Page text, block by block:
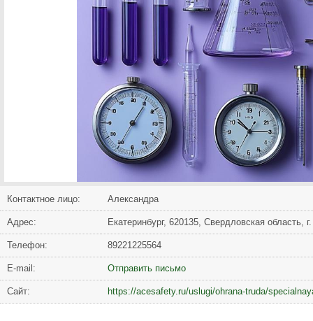
Контактное лицо: Александра
Адрес: Екатеринбург, 620135, Свердловская область,
Телефон: 89221225564
Е-mail: Отправить письмо
Сайт: https://acesafety.ru/uslugi/ohrana-truda/